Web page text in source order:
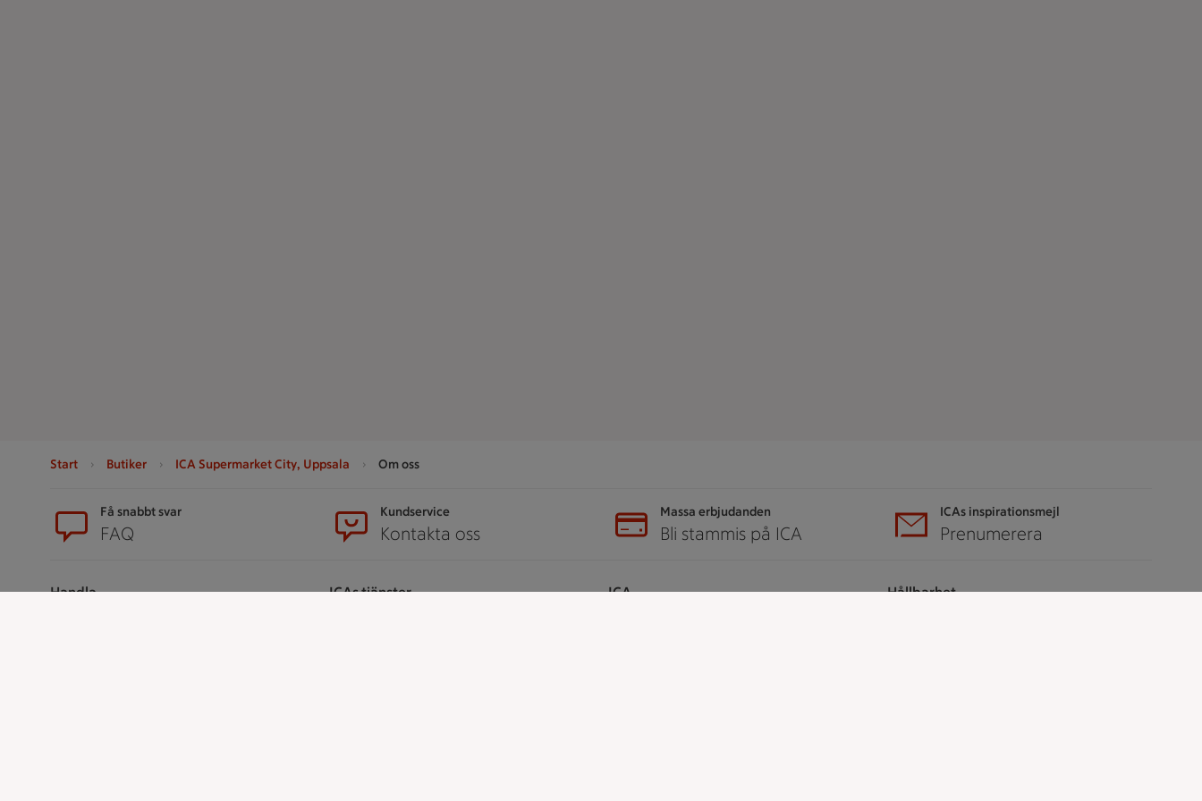
Start Butiker ICA Supermarket City, Uppsala Om oss
Få snabbt svar
FAQ
Kundservice
Kontakta oss
Massa erbjudanden
Bli stammis på ICA
ICAs inspirationsmejl
Prenumerera
Handla ICAs tjänster ICA Hållbarhet